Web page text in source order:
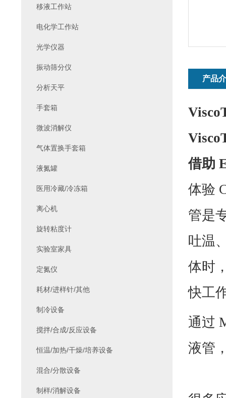
产品
借助
体验
管是
吐温
体时
快工
通过
液管
移液工作站
电化学工作站
光学仪器
振动筛分仪
分析天平
手套箱
微波消解仪
气体置换手套箱
液氮罐
医用冷藏/冷冻箱
离心机
旋转粘度计
实验室家具
定氮仪
耗材/进样针/其他
制冷设备
搅拌/合成/反应设备
恒温/加热/干燥/培养设备
混合/分散设备
制样/消解设备